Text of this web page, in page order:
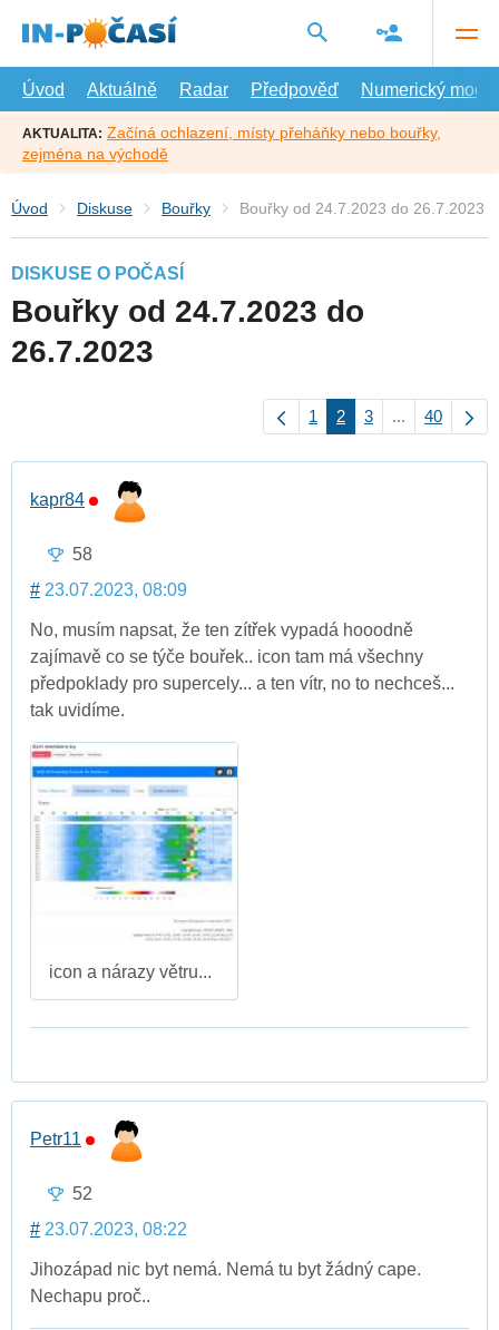
hlavní
Úvod
Aktuálně Radar Předpověď Numerický model
AKTUALITA: Začíná ochlazení, místy přeháňky nebo bouřky,
zejména na východě
Úvod Diskuse Bouřky Bouřky od 24.7.2023 do 26.7.2023
DISKUSE O POČASÍ
Bouřky od 24.7.2023 do
26.7.2023
1 2 3 ... 40
kapr84
58
# 23.07.2023, 08:09
No, musím napsat, že ten zítřek vypadá hooodně
zajímavě co se týče bouřek.. icon tam má všechny
předpoklady pro supercely... a ten vítr, no to nechceš...
tak uvidíme.
icon a nárazy větru...
Petr11
52
# 23.07.2023, 08:22
Jihozápad nic byt nemá. Nemá tu byt žádný cape.
Nechapu proč..